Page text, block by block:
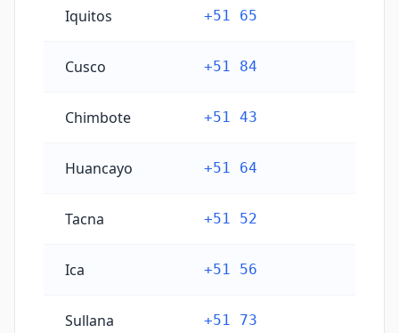
Iquitos +51 65
Cusco +51 84
Chimbote +51 43
Huancayo +51 64
Tacna +51 52
Ica +51 56
Sullana +51 73